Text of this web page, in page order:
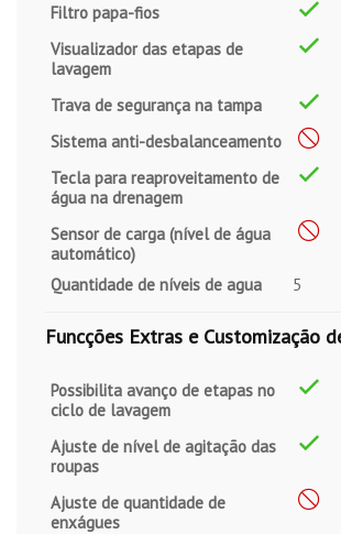
Filtro papa-fios
Visualizador das etapas de
lavagem
Trava de segurança na tampa
Sistema anti-desbalanceamento
Tecla para reaproveitamento de
água na drenagem
Sensor de carga (nível de água
automático)
Quantidade de níveis de agua
5
Funcções Extras e Customização
Possibilita avanço de etapas no
ciclo de lavagem
Ajuste de nível de agitação das
roupas
Ajuste de quantidade de
enxágues